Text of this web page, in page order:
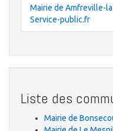
Mairie de Amfreville-
Service-public.fr
Liste des
Mairie de